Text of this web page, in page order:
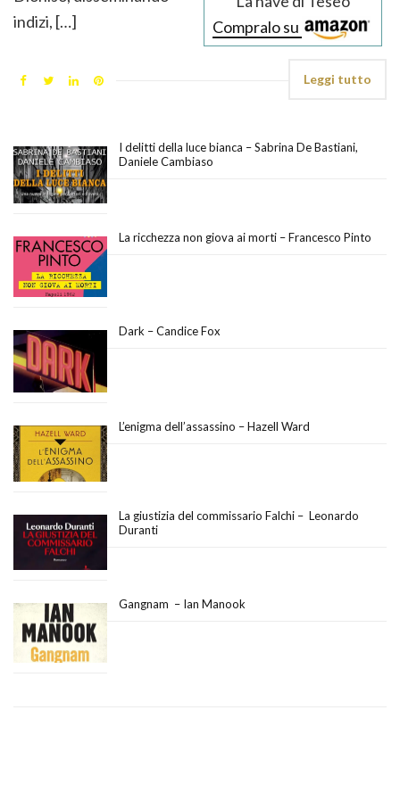
Compralo su
indizi, […]
Leggi tutto
I delitti della luce bianca – Sabrina De Bastiani,
Daniele Cambiaso
La ricchezza non giova ai morti – Francesco Pinto
Dark – Candice Fox
L’enigma dell’assassino – Hazell Ward
La giustizia del commissario Falchi – Leonardo
Duranti
Gangnam – Ian Manook